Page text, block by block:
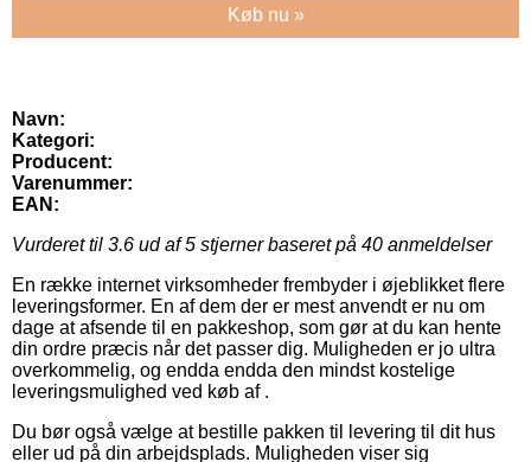
Køb nu »
Navn:
Kategori:
Producent:
Varenummer:
EAN:
Vurderet til 3.6 ud af 5 stjerner baseret på 40 anmeldelser
En række internet virksomheder frembyder i øjeblikket flere
leveringsformer. En af dem der er mest anvendt er nu om
dage at afsende til en pakkeshop, som gør at du kan hente
din ordre præcis når det passer dig. Muligheden er jo ultra
overkommelig, og endda endda den mindst kostelige
leveringsmulighed ved køb af .
Du bør også vælge at bestille pakken til levering til dit hus
eller ud på din arbejdsplads. Muligheden viser sig